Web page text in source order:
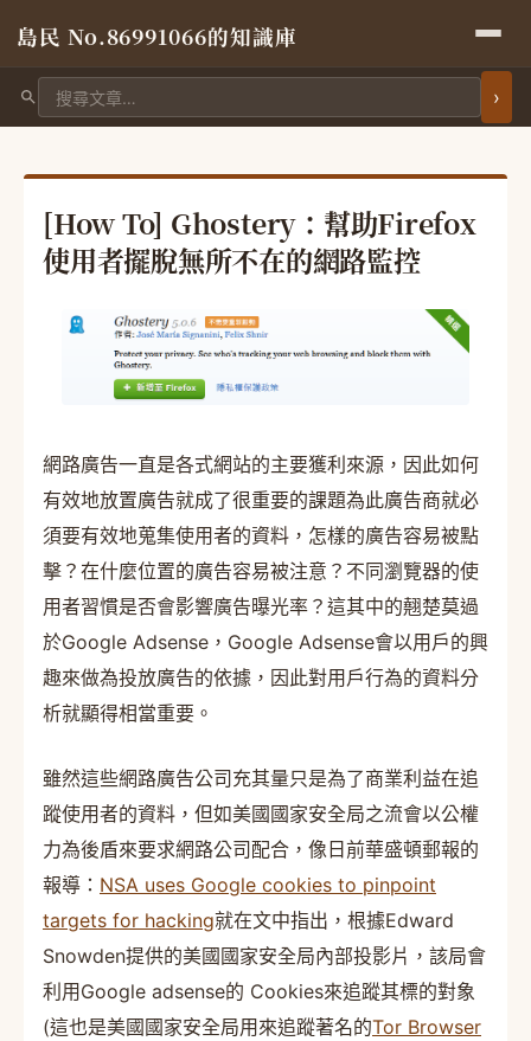
島民 No.86991066的知識庫
搜尋文章
[How To] Ghostery：幫助Firefox
使用者擺脫無所不在的網路監控
網路廣告一直是各式網站的主要獲利來源，因此如何
有效地放置廣告就成了很重要的課題為此廣告商就必
須要有效地蒐集使用者的資料，怎樣的廣告容易被點
擊？在什麼位置的廣告容易被注意？不同瀏覽器的使
用者習慣是否會影響廣告曝光率？這其中的翹楚莫過
於Google Adsense，Google Adsense會以用戶的興
趣來做為投放廣告的依據，因此對用戶行為的資料分
析就顯得相當重要。
雖然這些網路廣告公司充其量只是為了商業利益在追
蹤使用者的資料，但如美國國家安全局之流會以公權
力為後盾來要求網路公司配合，像日前華盛頓郵報的
報導： NSA uses Google cookies to pinpoint
targets for hacking就在文中指出，根據Edward
Snowden提供的美國國家安全局內部投影片，該局會
利用Google adsense的 Cookies來追蹤其標的對象
(這也是美國國家安全局用來追蹤著名的Tor Browser